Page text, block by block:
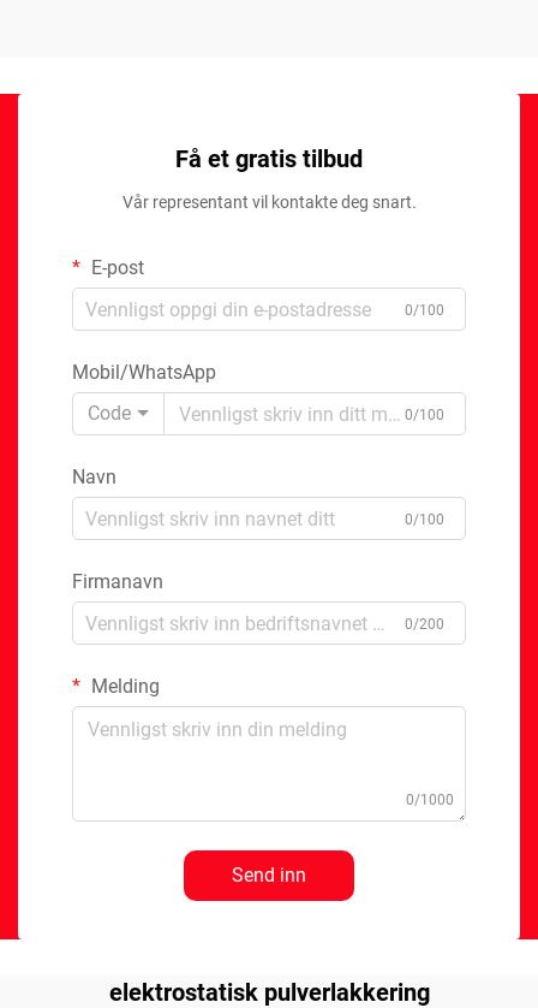
Få et gratis tilbud
Vår representant vil kontakte deg snart.
E-post
0/100
Mobil/WhatsApp
Code
0/100
Navn
0/100
Firmanavn
0/200
Melding
0/1000
Send inn
elektrostatisk pulverlakkering